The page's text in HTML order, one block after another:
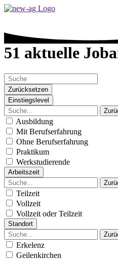
51 aktuelle
Zurücksetzen
Einstiegslevel
Ausbildung
Mit Berufserfahrung
Ohne Berufserfahrung
Praktikum
Werkstudierende
Arbeitszeit
Teilzeit
Vollzeit
Vollzeit oder Teilzeit
Standort
Erkelenz
Geilenkirchen